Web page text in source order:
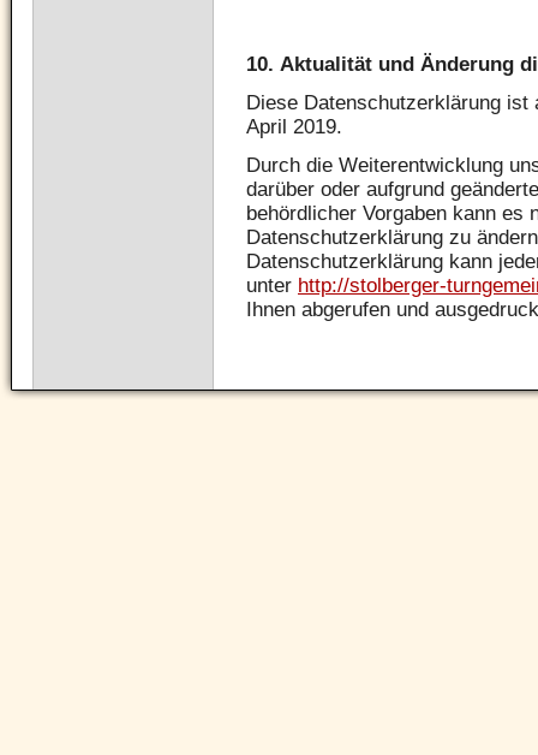
10. Aktualität und Änderung
Diese Datenschutzerklärung ist
April 2019.
Durch die Weiterentwicklung
darüber oder aufgrund
behördlicher Vorgaben kann es
Datenschutzerklärung zu
Datenschutzerklärung kann
unter http://stolberger-
Ihnen abgerufen und
Navigation